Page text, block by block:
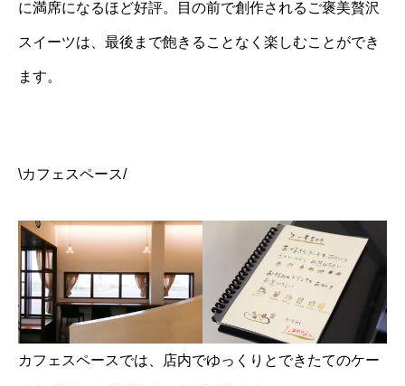
に満席になるほど好評。目の前で創作されるご褒美贅沢
スイーツは、最後まで飽きることなく楽しむことができ
ます。
\カフェスペース/
カフェスペースでは、店内でゆっくりとできたてのケー